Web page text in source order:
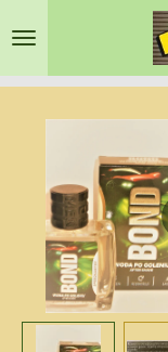
direct
de